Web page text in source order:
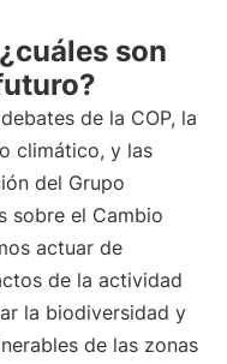
son
de la COP, la
climático, y las
del Grupo
sobre el Cambio
actuar de
de la actividad
la biodiversidad y
de las zonas